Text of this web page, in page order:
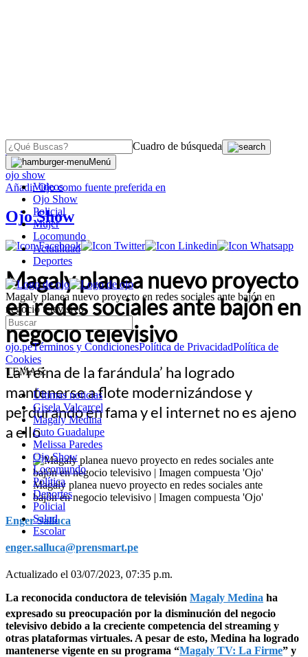
Cuadro de búsqueda
Menú
Videos
Ojo Show
Policial
Mujer
Locomundo
Actualidad
Deportes
Magaly planea nuevo proyecto en redes sociales ante bajón en
negocio televisivo
ojo.peTérminos y CondicionesPolítica de PrivacidadPolítica de
Cookies
TEMAS:
Últimas noticias
Gisela Valcarcel
Magaly Medina
Cuto Guadalupe
Melissa Paredes
Ojo Show
Locomundo
Política
Deportes
Policial
Salud
Escolar
OJO
ojo show
AñadirOjocomo fuente preferida en
Ojo Show
Magaly planea nuevo proyecto
en redes sociales ante bajón en
negocio televisivo
La ‘reina de la farándula’ ha logrado
mantenerse a flote modernizándose y
perdurando en fama y el internet no es ajeno
a ello
Magaly planea nuevo proyecto en redes sociales ante
bajón en negocio televisivo | Imagen compuesta 'Ojo'
Enger Salluca
enger.salluca@prensmart.pe
Actualizado el 03/07/2023, 07:35 p.m.
La reconocida conductora de televisión Magaly Medina ha
expresado su preocupación por la disminución del negocio
televisivo debido a la creciente competencia del streaming y
otras plataformas virtuales. A pesar de esto, Medina ha logrado
mantenerse vigente en su programa “Magaly TV: La Firme” y